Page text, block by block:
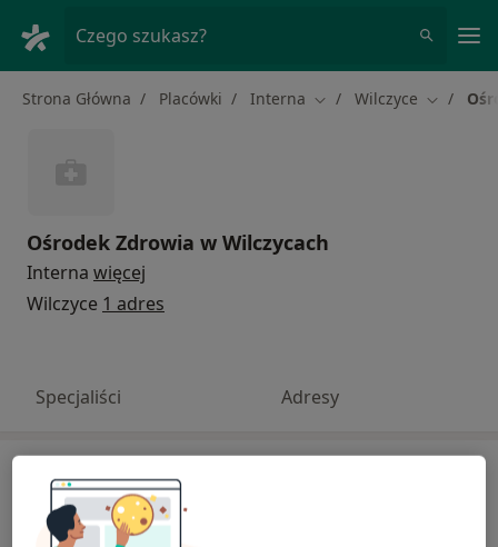
Czego szukasz?
Strona Główna Placówki Interna Zmień miasto
Wilczyce Zmień
Ośrodek Zdrowia w Wilczycach
Interna więcej
Wilczyce 1 adres
Specjaliści Adresy
Internista